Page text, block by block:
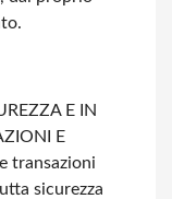
E IN
E
transazioni
sicurezza